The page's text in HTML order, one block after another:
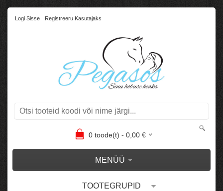
Logi Sisse Registreeru Kasutajaks
0toode(t) - 0,00€
MENÜÜ
TOOTEGRUPID